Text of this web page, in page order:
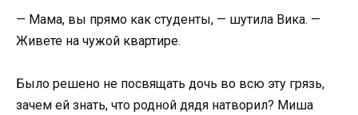
— Мама, вы прямо как студенты, — шутила Вика. —
Живете на чужой квартире.
Было решено не посвящать дочь во всю эту грязь,
зачем ей знать, что родной дядя натворил? Миша